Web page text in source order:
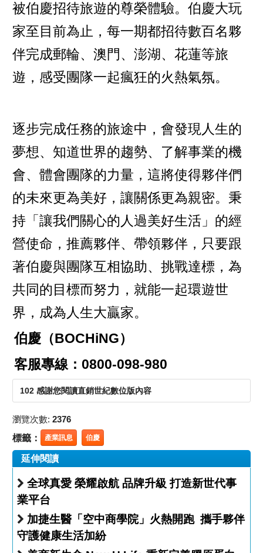
被伯慶招待旅遊的尊榮體驗。伯慶大玩
家至目前為止，每一期都招待數百名夥
伴完成郵輪、澳門、澎湖、花蓮等旅
遊，感受團隊一起瘋狂的火熱氣氛。
逐步完成任務的旅途中，會發現人生的
夢想、知道世界的趨勢、了解事業的機
會、體會團隊的力量，這將使得夥伴們
的未來更為美好，讓關係更為親密。秉
持「讓我們關心的人過美好生活」的經
營使命，推薦夥伴、帶領夥伴，只要跟
著伯慶與團隊互相協助、挑戰達標，為
共同的目標而努力，就能一起環遊世
界，成為人生大贏家。
伯慶（BOCHiNG）
客服專線：0800-098-980
102 感謝您閱讀直銷世紀數位版內容
瀏覽次數: 2376
標籤： 產業訊息 伯慶
延伸閱讀
全球真愛 榮耀啟航 品牌升級 打造新世代事
業平台
加捷生醫「空中商學院」火熱開跑 攜手夥伴
守護健康生活加紛